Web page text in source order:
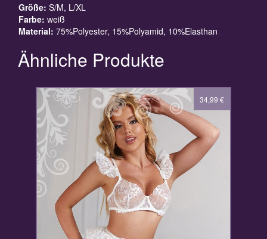
Größe: S/M, L/XL
Farbe: weiß
Material: 75%Polyester, 15%Polyamid, 10%Elasthan
Ähnliche Produkte
34,99 €